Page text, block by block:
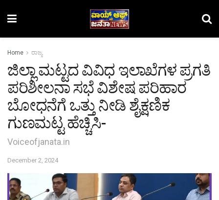
Home ರಾಜ್ಯ
ಜಿಲ್ಲಾ ಮಟ್ಟದ ವಿವಿಧ ಇಲಾಖೆಗಳ ಪ್ರಗತಿ
ಪರಿಶೀಲನಾ ಸಭೆ ವಿಶೇಷ ಪರಿಹಾರ
ಬೋಧನೆಗೆ ಒತ್ತು ನೀಡಿ ಶೈಕ್ಷಣಿಕ
ಗುಣಮಟ್ಟ ಹೆಚ್ಚಿಸಿ-
Voiceofjanata.in
December 2, 2024